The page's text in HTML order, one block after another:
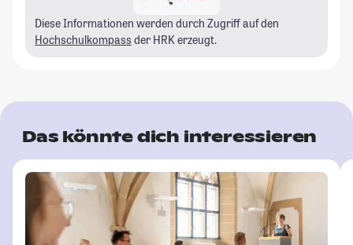
Diese Informationen werden durch Zugriff auf den
Hochschulkompass der HRK erzeugt.
Das könnte dich interessieren